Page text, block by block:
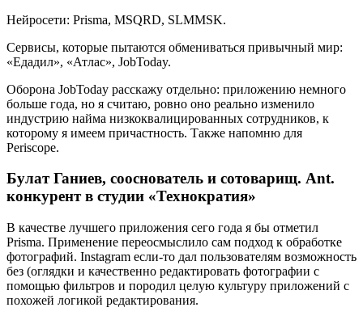
Нейросети: Prisma, MSQRD, SLMMSK.
Сервисы, которые пытаются обмениваться привычный мир:
«Едадил», «Атлас», JobToday.
Оборона JobToday расскажу отдельно: приложению немного
больше года, но я считаю, ровно оно реально изменило
индустрию найма низкоквалицированных сотрудников, к
которому я имеем причастность. Также напомню для
Periscope.
Булат Ганиев, сооснователь и сотоварищ. Ant.
конкурент в студии «Технократия»
В качестве лучшего приложения сего года я бы отметил
Prisma. Применение переосмыслило сам подход к обработке
фотографий. Instagram если-то дал пользователям возможность
без (оглядки и качественно редактировать фотографии с
помощью фильтров и породил целую культуру приложений с
похожей логикой редактирования.